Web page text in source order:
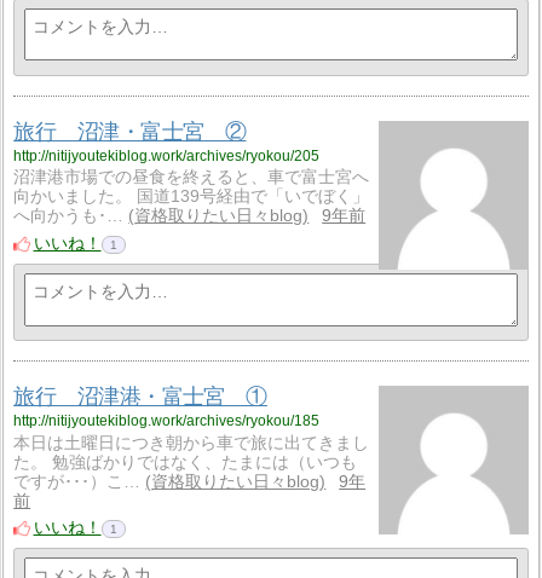
旅行 沼津・富士宮 ②
http://nitijyoutekiblog.work/archives/ryokou/205
沼津港市場での昼食を終えると、車で富士宮へ
向かいました。 国道139号経由で「いでぼく」
へ向かうも･…
資格取りたい日々blog
9年前
いいね！
1
旅行 沼津港・富士宮 ①
http://nitijyoutekiblog.work/archives/ryokou/185
本日は土曜日につき朝から車で旅に出てきまし
た。 勉強ばかりではなく、たまには（いつも
ですが･･･）こ…
資格取りたい日々blog
9年
前
いいね！
1